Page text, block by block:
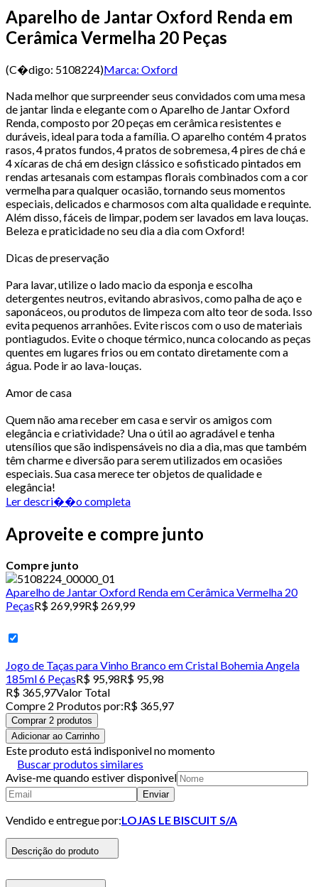
Aparelho de Jantar Oxford Renda em
Cerâmica Vermelha 20 Peças
(C�digo: 5108224)Marca: Oxford
Nada melhor que surpreender seus convidados com uma mesa
de jantar linda e elegante com o Aparelho de Jantar Oxford
Renda, composto por 20 peças em cerâmica resistentes e
duráveis, ideal para toda a família. O aparelho contém 4 pratos
rasos, 4 pratos fundos, 4 pratos de sobremesa, 4 pires de chá e
4 xícaras de chá em design clássico e sofisticado pintados em
rendas artesanais com estampas florais combinados com a cor
vermelha para qualquer ocasião, tornando seus momentos
especiais, delicados e charmosos com alta qualidade e requinte.
Além disso, fáceis de limpar, podem ser lavados em lava louças.
Beleza e praticidade no seu dia a dia com Oxford!
Dicas de preservação
Para lavar, utilize o lado macio da esponja e escolha
detergentes neutros, evitando abrasivos, como palha de aço e
saponáceos, ou produtos de limpeza com alto teor de soda. Isso
evita pequenos arranhões. Evite riscos com o uso de materiais
pontiagudos. Evite o choque térmico, nunca colocando as peças
quentes em lugares frios ou em contato diretamente com a
água. Pode ir ao lava-louças.
Amor de casa
Quem não ama receber em casa e servir os amigos com
elegância e criatividade? Una o útil ao agradável e tenha
utensílios que são indispensáveis no dia a dia, mas que também
têm charme e diversão para serem utilizados em ocasiões
especiais. Sua casa merece ter objetos de qualidade e
elegância!
Ler descri��o completa
Aproveite e compre junto
Compre junto
Aparelho de Jantar Oxford Renda em Cerâmica Vermelha 20
PeçasR$ 269,99R$ 269,99
Jogo de Taças para Vinho Branco em Cristal Bohemia Angela
185ml 6 PeçasR$ 95,98R$ 95,98
R$ 365,97Valor Total
Compre 2 Produtos por:R$ 365,97
Comprar 2 produtos
Adicionar ao Carrinho
Este produto está indisponivel no momento
Buscar produtos similares
Avise-me quando estiver disponivel
Enviar
Vendido e entregue por:LOJAS LE BISCUIT S/A
Descrição do produto